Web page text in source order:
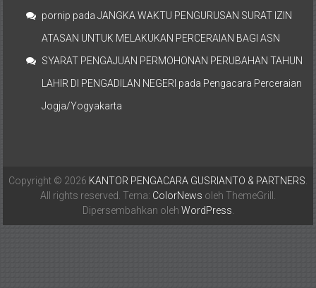
pornip padaJANGKA WAKTU PENGURUSAN SURAT IZIN
ATASAN UNTUK MELAKUKAN PERCERAIAN BAGI ASN
SYARAT PENGAJUAN PERMOHONAN PERUBAHAN TAHUN
LAHIR DI PENGADILAN NEGERI pada Pengacara Perceraian
Jogja/Yogyakarta
Copyright © 2026 KANTOR PENGACARA GUSRIANTO & PARTNERS.
All rights reserved. Tema: ColorNews oleh ThemeGrill.
Dipersembahkan oleh WordPress.